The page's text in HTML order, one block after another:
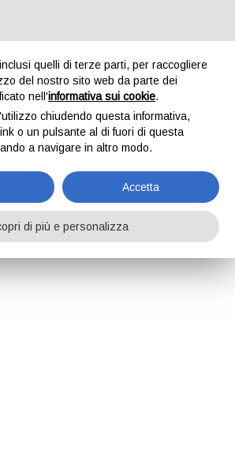
quelli di terze parti, per raccogliere
del nostro sito web da parte dei
nell'informativa sui cookie.
chiudendo questa informativa,
o un pulsante al di fuori di questa
a navigare in altro modo.
Accetta
di più e personalizza